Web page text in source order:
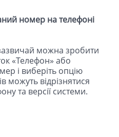
номер на телефоні
можна зробити
«Телефон» або
і виберіть опцію
можуть відрізнятися
та версії системи.